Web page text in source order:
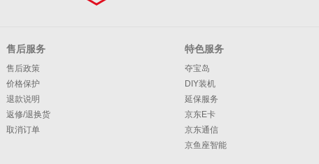
售后服务
售后政策
价格保护
退款说明
返修/退换货
取消订单
特色服务
夺宝岛
DIY装机
延保服务
京东E卡
京东通信
京鱼座智能